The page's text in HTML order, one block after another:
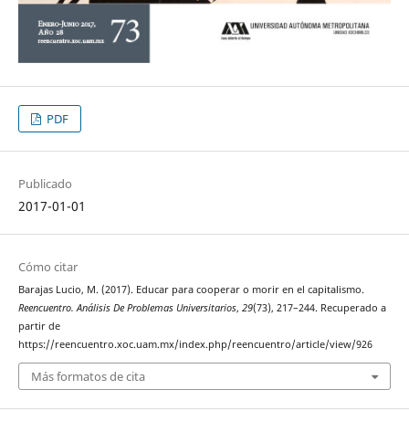
PDF
Publicado
2017-01-01
Cómo citar
Barajas Lucio, M. (2017). Educar para cooperar o morir en el capitalismo.
Reencuentro. Análisis De Problemas Universitarios, 29(73), 217–244. Recuperado a
partir de
https://reencuentro.xoc.uam.mx/index.php/reencuentro/article/view/926
Más formatos de cita